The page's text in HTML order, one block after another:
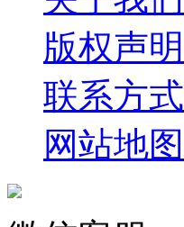
版权声明
联系方式
网站地图